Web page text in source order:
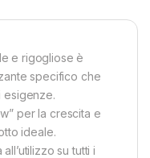
e rigogliose è
specifico che
esigenze.
per la crescita e
ideale.
su tutti i